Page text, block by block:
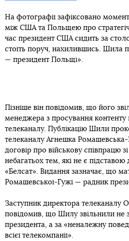
На фотографії зафіксовано
між США та Польщею про
час президент США сидить за
стоїть поруч, нахилившись. Шила
— президент Польщі».
Пізніше він повідомив, що його
менеджера з просування контенту
телеканалу. Публікацію Шили
телеканалу Агнешка
договір про військову співпрацю
небагатьох тем, які не є підставою
«Белсат». Видання зазначає, що
Ромашевської-Гужі — радник
Заступник директора телеканалу
повідомив, що Шилу звільнили не
президента, а за «неналежну
всієї телекомпанії».